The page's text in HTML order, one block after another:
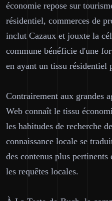
économie repose sur
résidentiel, commerces de
inclut Cazaux et jouxte la
commune bénéficie d'une
en ayant un tissu résidentiel
Contrairement aux grandes
Web connaît le tissu
les habitudes de recherche
connaissance locale se
des contenus plus
les requêtes locales.